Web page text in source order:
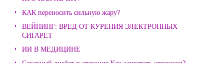
КАК переносить сильную жару?
ВЕЙПИНГ: ВРЕД ОТ КУРЕНИЯ ЭЛЕКТРОННЫХ
СИГАРЕТ
ИИ В МЕДИЦИНЕ